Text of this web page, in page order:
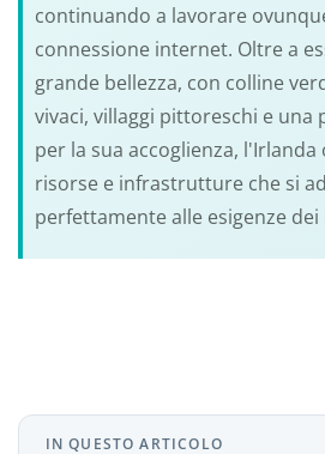
continuando a lavorare
connessione internet. Oltre a
grande bellezza, con colline
vivaci, villaggi pittoreschi e una
per la sua accoglienza,
risorse e infrastrutture che si
perfettamente alle esigenze
IN QUESTO ARTICOLO